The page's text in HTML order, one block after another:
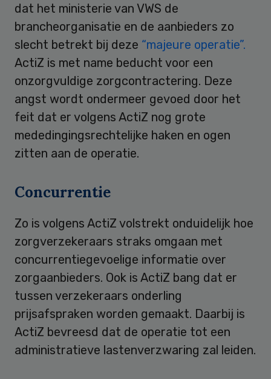
dat het ministerie van VWS de
brancheorganisatie en de aanbieders zo
slecht betrekt bij deze “majeure operatie”.
ActiZ is met name beducht voor een
onzorgvuldige zorgcontractering. Deze
angst wordt ondermeer gevoed door het
feit dat er volgens ActiZ nog grote
mededingingsrechtelijke haken en ogen
zitten aan de operatie.
Concurrentie
Zo is volgens ActiZ volstrekt onduidelijk hoe
zorgverzekeraars straks omgaan met
concurrentiegevoelige informatie over
zorgaanbieders. Ook is ActiZ bang dat er
tussen verzekeraars onderling
prijsafspraken worden gemaakt. Daarbij is
ActiZ bevreesd dat de operatie tot een
administratieve lastenverzwaring zal leiden.